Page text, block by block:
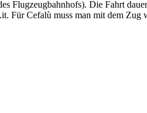
Flugzeugbahnhofs). Die Fahrt
Für Cefalù muss man mit dem Zug